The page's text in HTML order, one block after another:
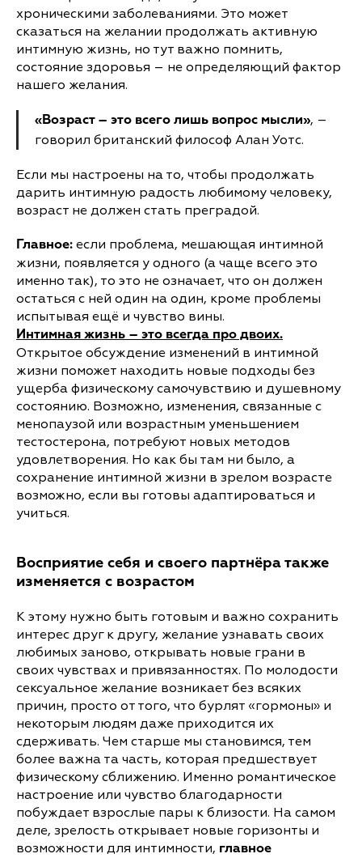
хроническими заболеваниями. Это может
сказаться на желании продолжать активную
интимную жизнь, но тут важно помнить,
состояние здоровья – не определяющий фактор
нашего желания.
«Возраст – это всего лишь вопрос мысли», –
говорил британский философ Алан Уотс.
Если мы настроены на то, чтобы продолжать
дарить интимную радость любимому человеку,
возраст не должен стать преградой.
Главное: если проблема, мешающая интимной
жизни, появляется у одного (а чаще всего это
именно так), то это не означает, что он должен
остаться с ней один на один, кроме проблемы
испытывая ещё и чувство вины.
Интимная жизнь – это всегда про двоих.
Открытое обсуждение изменений в интимной
жизни поможет находить новые подходы без
ущерба физическому самочувствию и душевному
состоянию. Возможно, изменения, связанные с
менопаузой или возрастным уменьшением
тестостерона, потребуют новых методов
удовлетворения. Но как бы там ни было, а
сохранение интимной жизни в зрелом возрасте
возможно, если вы готовы адаптироваться и
учиться.
Восприятие себя и своего партнёра также
изменяется с возрастом
К этому нужно быть готовым и важно сохранить
интерес друг к другу, желание узнавать своих
любимых заново, открывать новые грани в
своих чувствах и привязанностях. По молодости
сексуальное желание возникает без всяких
причин, просто от того, что бурлят «гормоны» и
некоторым людям даже приходится их
сдерживать. Чем старше мы становимся, тем
более важна та часть, которая предшествует
физическому сближению. Именно романтическое
настроение или чувство благодарности
побуждает взрослые пары к близости. На самом
деле, зрелость открывает новые горизонты и
возможности для интимности, главное